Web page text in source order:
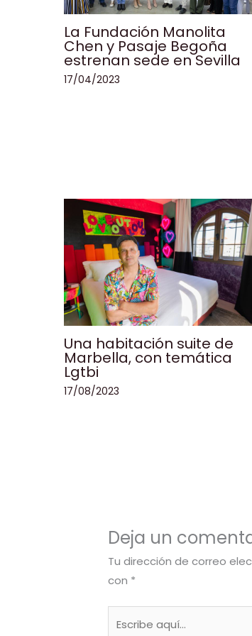
La Fundación Manolita
Chen y Pasaje Begoña
estrenan sede en Sevilla
17/04/2023
Una habitación suite de
Marbella, con temática
Lgtbi
17/08/2023
Deja un
Tu dirección de correo
con *